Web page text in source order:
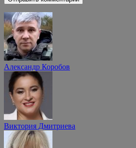
Александр Коробов
Виктория Дмитриева